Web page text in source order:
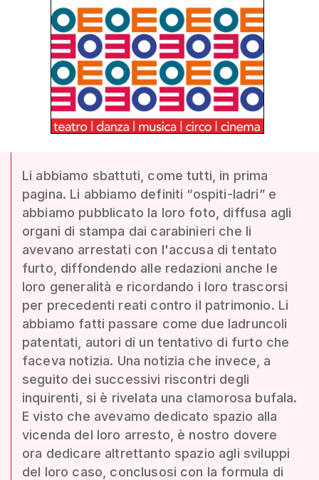
Li abbiamo sbattuti, come tutti, in prima
pagina. Li abbiamo definiti “ospiti-ladri” e
abbiamo pubblicato la loro foto, diffusa agli
organi di stampa dai carabinieri che li
avevano arrestati con l'accusa di tentato
furto, diffondendo alle redazioni anche le
loro generalità e ricordando i loro trascorsi
per precedenti reati contro il patrimonio. Li
abbiamo fatti passare come due ladruncoli
patentati, autori di un tentativo di furto che
faceva notizia. Una notizia che invece, a
seguito dei successivi riscontri degli
inquirenti, si è rivelata una clamorosa bufala.
E visto che avevamo dedicato spazio alla
vicenda del loro arresto, è nostro dovere
ora dedicare altrettanto spazio agli sviluppi
del loro caso, conclusosi con la formula di